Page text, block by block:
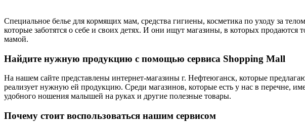
Специальное белье для кормящих мам, средства гигиены, косметика по уходу за
которые заботятся о себе и своих детях. И они ищут магазины, в которых
мамой.
Найдите нужную продукцию с помощью сервиса Shopping Mall
На нашем сайте представлены интернет-магазины г. Нефтеюганск, которые
реализует нужную ей продукцию. Среди магазинов, которые есть у нас в перечне,
удобного ношения малышей на руках и другие полезные товары.
Почему стоит воспользоваться нашим сервисом